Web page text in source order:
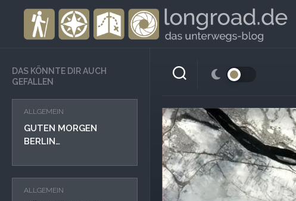
DAS KÖNNTE DIR AUCH
GEFALLEN
ALLGEMEIN
GUTEN MORGEN
BERLIN…
ALLGEMEIN